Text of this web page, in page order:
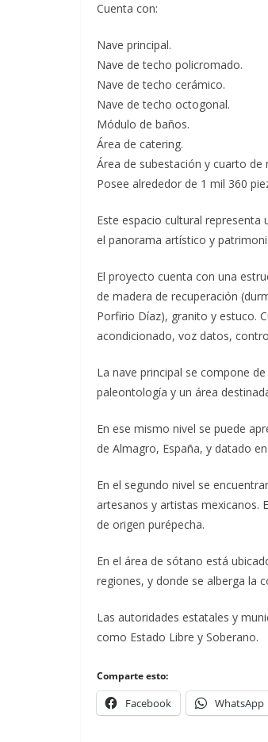
Cuenta con:
Nave principal.
Nave de techo policromado.
Nave de techo cerámico.
Nave de techo octogonal.
Módulo de baños.
Área de catering.
Área de subestación y cuarto de
Posee alrededor de 1 mil 360
Este espacio cultural
el panorama artístico y
El proyecto cuenta con una
de madera de recuperación
Porfirio Díaz), granito y estuco.
acondicionado, voz datos,
La nave principal se compone
paleontología y un área
En ese mismo nivel se puede
de Almagro, España, y datado
En el segundo nivel se
artesanos y artistas mexicanos.
de origen purépecha.
En el área de sótano está
regiones, y donde se alberga la
Las autoridades estatales y
como Estado Libre y Soberano.
Comparte esto:
Facebook WhatsApp